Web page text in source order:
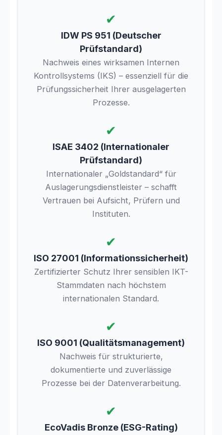
✔
IDW PS 951 (Deutscher
Prüfstandard)
Nachweis eines wirksamen Internen
Kontrollsystems (IKS) – essenziell für die
Prüfungssicherheit Ihrer ausgelagerten
Prozesse.
✔
ISAE 3402 (Internationaler
Prüfstandard)
Internationaler „Goldstandard“ für
Auslagerungsdienstleister – schafft
Vertrauen bei Aufsicht, Prüfern und
Instituten.
✔
ISO 27001 (Informationssicherheit)
Zertifizierter Schutz Ihrer sensiblen IKT-
Stammdaten nach höchstem
internationalen Standard.
✔
ISO 9001 (Qualitätsmanagement)
Nachweis für strukturierte,
dokumentierte und zuverlässige
Prozesse bei der Datenverarbeitung.
✔
EcoVadis Bronze (ESG-Rating)